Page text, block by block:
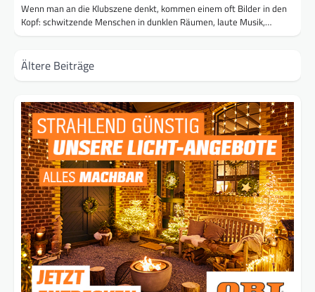
Wenn man an die Klubszene denkt, kommen einem oft Bilder in den
Kopf: schwitzende Menschen in dunklen Räumen, laute Musik,…
Beitragsnavigation
Ältere Beiträge